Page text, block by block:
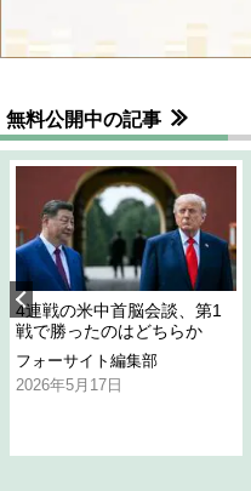
無料公開中の記事
4連戦の米中首脳会談、第1
戦で勝ったのはどちらか
フォーサイト編集部
2026年5月17日